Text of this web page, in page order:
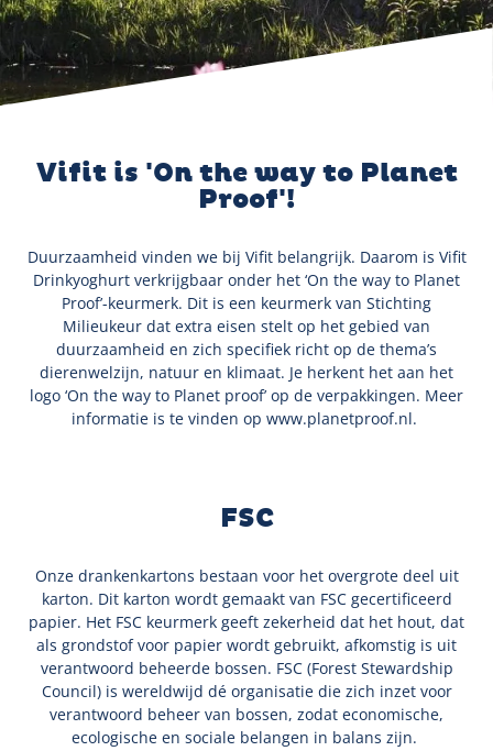
Vifit is 'On the way to Planet
Proof'!
Duurzaamheid vinden we bij Vifit belangrijk. Daarom is Vifit
Drinkyoghurt verkrijgbaar onder het ‘On the way to Planet
Proof’-keurmerk. Dit is een keurmerk van Stichting
Milieukeur dat extra eisen stelt op het gebied van
duurzaamheid en zich specifiek richt op de thema’s
dierenwelzijn, natuur en klimaat. Je herkent het aan het
logo ‘On the way to Planet proof’ op de verpakkingen. Meer
informatie is te vinden op www.planetproof.nl.
FSC
Onze drankenkartons bestaan voor het overgrote deel uit
karton. Dit karton wordt gemaakt van FSC gecertificeerd
papier. Het FSC keurmerk geeft zekerheid dat het hout, dat
als grondstof voor papier wordt gebruikt, afkomstig is uit
verantwoord beheerde bossen. FSC (Forest Stewardship
Council) is wereldwijd dé organisatie die zich inzet voor
verantwoord beheer van bossen, zodat economische,
ecologische en sociale belangen in balans zijn.